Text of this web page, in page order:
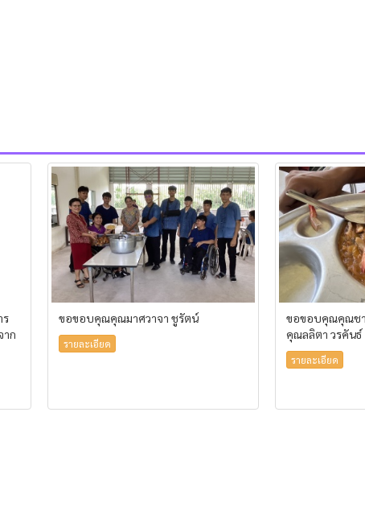
ก
ขอขอบคุณคุณมาศวาจา ชูรัตน์
รายละเอียด
ขอขอบคุณคุณชา
คุณลลิตา วรคันธ์
รายละเอียด